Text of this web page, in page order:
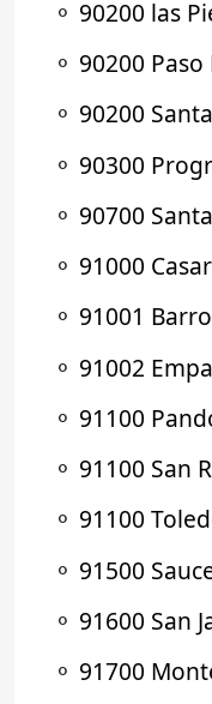
⚬ 90200 las
⚬ 90200 Paso
⚬ 90200
⚬ 90300
⚬ 90700
⚬ 91000
⚬ 91001
⚬ 91002
⚬ 91100
⚬ 91100 San
⚬ 91100
⚬ 91500
⚬ 91600 San
⚬ 91700